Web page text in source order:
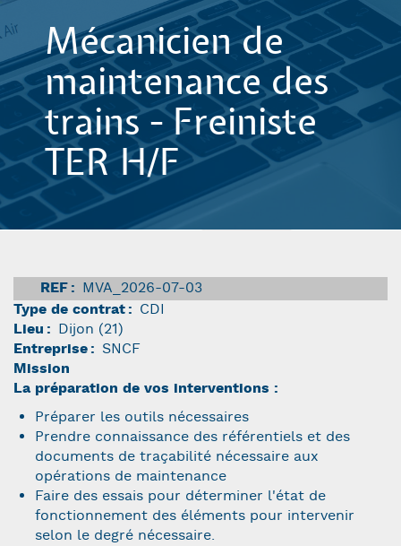
Mécanicien de
maintenance des
trains - Freiniste
TER H/F
REF
MVA_2026-07-03
Type de contrat
CDI
Lieu
Dijon (21)
Entreprise
SNCF
Mission
La préparation de vos interventions :
Préparer les outils nécessaires
Prendre connaissance des référentiels et des
documents de traçabilité nécessaire aux
opérations de maintenance
Faire des essais pour déterminer l'état de
fonctionnement des éléments pour intervenir
selon le degré nécessaire.